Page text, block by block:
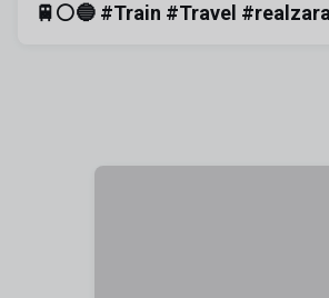
🚆⚪️🔵 #Train #Travel